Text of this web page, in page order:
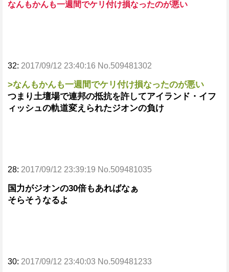
なんもかんも一週間でケリ付け損なったのが悪い
32: 2017/09/12 23:40:16 No.509481302
>なんもかんも一週間でケリ付け損なったのが悪い
つまり土壇場で連邦の抵抗を許してアイランド・イフ
ィッシュの軌道変えられたジオンの負け
28: 2017/09/12 23:39:19 No.509481035
国力がジオンの30倍もあればなぁ
そらそうなるよ
30: 2017/09/12 23:40:03 No.509481233